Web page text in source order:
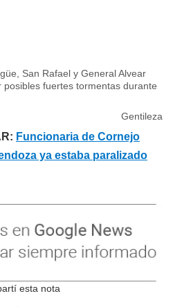
San Rafael y General Alvear
fuertes tormentas durante
Gentileza
Funcionaria de Cornejo
ya estaba paralizado